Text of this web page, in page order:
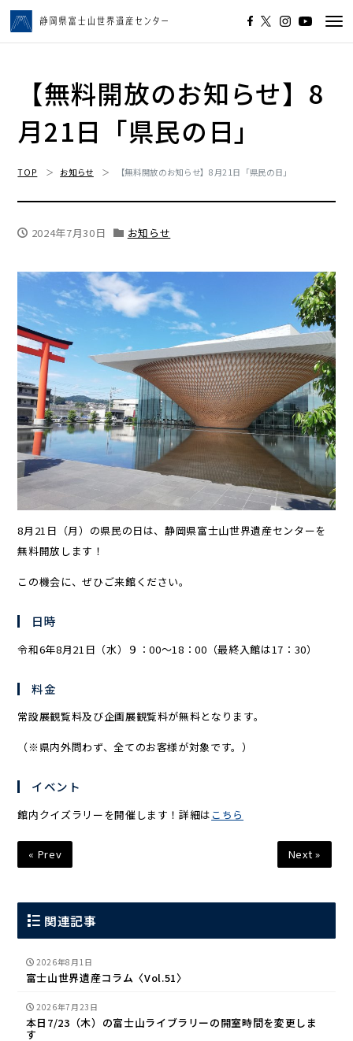
【無料開放のお知らせ】8
月21日「県民の日」
TOP お知らせ 【無料開放のお知らせ】8月21日「県民の日」
2024年7月30日 お知らせ
8月21日（月）の県民の日は、静岡県富士山世界遺産センターを
無料開放します！
この機会に、ぜひご来館ください。
日時
令和6年8月21日（水）９：00～18：00（最終入館は17：30）
料金
常設展観覧料及び企画展観覧料が無料となります。
（※県内外問わず、全てのお客様が対象です。）
イベント
館内クイズラリーを開催します！詳細は こちら
« Prev Next »
関連記事
2026年8月1日
富士山世界遺産コラム〈Vol.51〉
2026年7月23日
本日7/23（木）の富士山ライブラリーの開室時間を変更しま
す